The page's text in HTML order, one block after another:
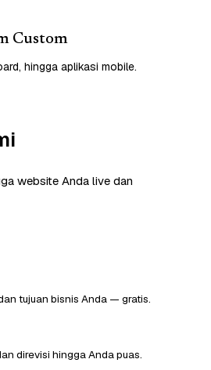
Custom
hingga aplikasi mobile.
website Anda live dan
tujuan bisnis Anda — gratis.
direvisi hingga Anda puas.